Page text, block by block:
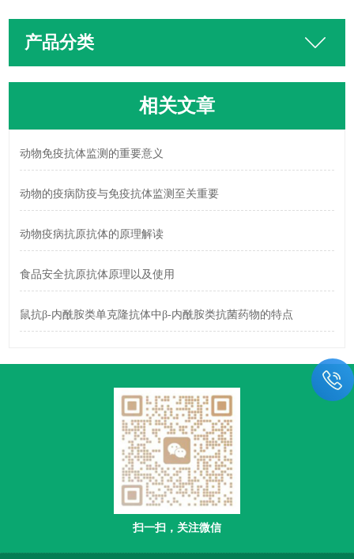
产品分类
相关文章
动物免疫抗体监测的重要意义
动物的疫病防疫与免疫抗体监测至关重要
动物疫病抗原抗体的原理解读
食品安全抗原抗体原理以及使用
鼠抗β-内酰胺类单克隆抗体中β-内酰胺类抗菌药物的特点
扫一扫，关注微信